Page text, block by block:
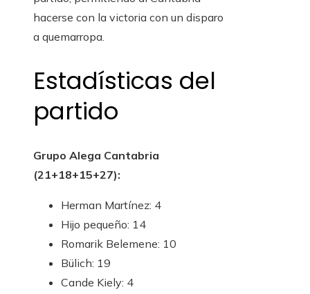
hacerse con la victoria con un disparo
a quemarropa.
Estadísticas del
partido
Grupo Alega Cantabria
(21+18+15+27):
Herman Martínez: 4
Hijo pequeño: 14
Romarik Belemene: 10
Bülich: 19
Cande Kiely: 4